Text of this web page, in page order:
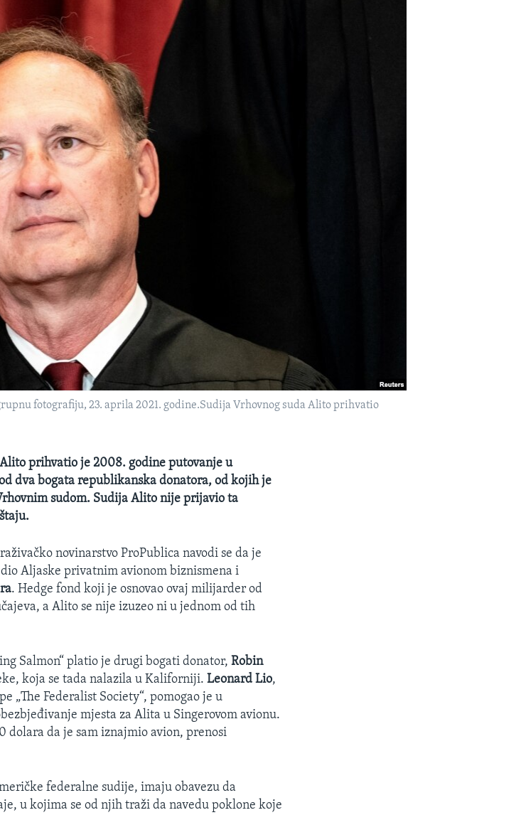
fotografiju, 23. aprila 2021. godine.Sudija Vrhovnog suda Alito prihvatio
prihvatio je 2008. godine putovanje u
dva bogata republikanska donatora, od kojih je
sudom. Sudija Alito nije prijavio ta
novinarstvo ProPublica navodi se da je
Aljaske privatnim avionom biznismena i
. Hedge fond koji je osnovao ovaj milijarder od
a Alito se nije izuzeo ni u jednom od tih
Salmon“ platio je drugi bogati donator,Robin
koja se tada nalazila u Kaliforniji.Leonard Lio,
„The Federalist Society“, pomogao je u
mjesta za Alita u Singerovom avionu.
da je sam iznajmio avion, prenosi
federalne sudije, imaju obavezu da
u kojima se od njih traži da navedu poklone koje